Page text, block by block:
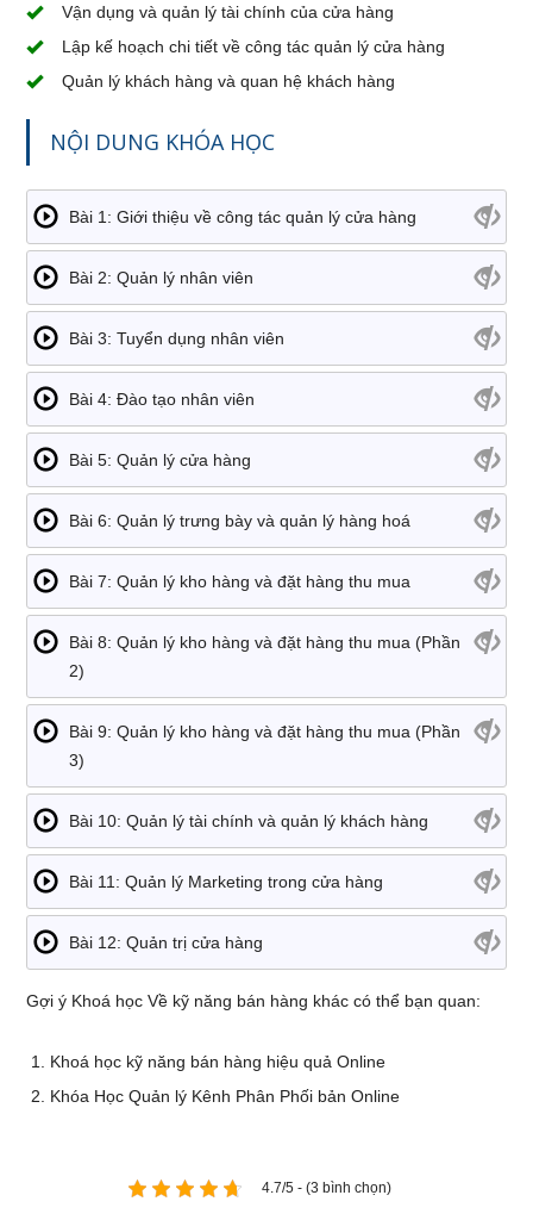
Vận dụng và quản lý tài chính của cửa hàng
Lập kế hoạch chi tiết về công tác quản lý cửa hàng
Quản lý khách hàng và quan hệ khách hàng
NỘI DUNG KHÓA HỌC
Bài 1: Giới thiệu về công tác quản lý cửa hàng
Bài 2: Quản lý nhân viên
Bài 3: Tuyển dụng nhân viên
Bài 4: Đào tạo nhân viên
Bài 5: Quản lý cửa hàng
Bài 6: Quản lý trưng bày và quản lý hàng hoá
Bài 7: Quản lý kho hàng và đặt hàng thu mua
Bài 8: Quản lý kho hàng và đặt hàng thu mua (Phần
2)
Bài 9: Quản lý kho hàng và đặt hàng thu mua (Phần
3)
Bài 10: Quản lý tài chính và quản lý khách hàng
Bài 11: Quản lý Marketing trong cửa hàng
Bài 12: Quản trị cửa hàng
Gợi ý Khoá học Về kỹ năng bán hàng khác có thể bạn quan:
Khoá học kỹ năng bán hàng hiệu quả Online
Khóa Học Quản lý Kênh Phân Phối bản Online
4.7/5 - (3 bình chọn)